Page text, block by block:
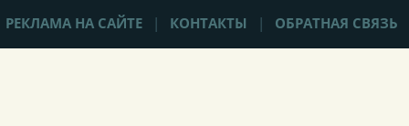
РЕКЛАМА НА САЙТЕ
| КОНТАКТЫ | ОБРАТНАЯ СВЯЗЬ